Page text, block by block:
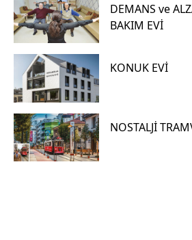
DEMANS ve
BAKIM EVİ
KONUK EVİ
NOSTALJİ